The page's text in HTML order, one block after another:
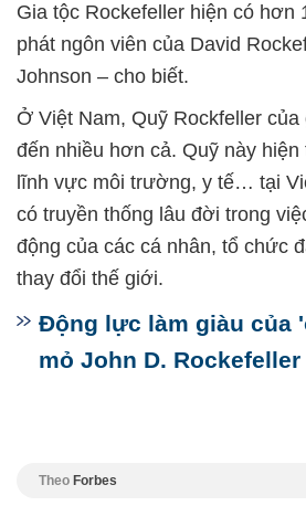
Gia tộc Rockefeller hiện có hơn
phát ngôn viên của David
Johnson – cho biết.
Ở Việt Nam, Quỹ Rockfeller
đến nhiều hơn cả. Quỹ này hiện
lĩnh vực môi trường, y tế… tại
có truyền thống lâu đời trong
động của các cá nhân, tổ chức
thay đổi thế giới.
Động lực làm giàu của
mỏ John D. Rockefeller
Theo Forbes